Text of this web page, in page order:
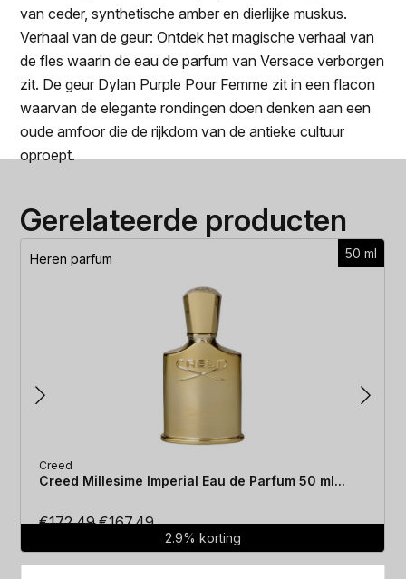
van ceder, synthetische amber en dierlijke muskus.
Verhaal van de geur: Ontdek het magische verhaal van
de fles waarin de eau de parfum van Versace verborgen
zit. De geur Dylan Purple Pour Femme zit in een flacon
waarvan de elegante rondingen doen denken aan een
oude amfoor die de rijkdom van de antieke cultuur
oproept.
Gerelateerde producten
50 ml
Heren parfum
Creed
Creed Millesime Imperial Eau de Parfum 50 ml...
€172.49Oorspronkelijke
was:
€167.49Huidige
prijs
is:
2.9% korting